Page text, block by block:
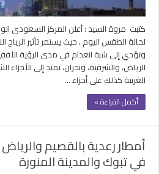
كتبت مروة السيد : أعلن المركز السعودي
لحالة الطقس اليوم ، حيث يستمر تأثير الرياح
وتؤدي إلى شبة انعدام في مدى الرؤية
الرياض، والشرقية، ونجران، تمتد إلى الأجزاء
الغربية كذلك على أجزاء …
أكمل القراءة »
أمطار رعدية بالقصيم والرياض
في تبوك والمدينة المنورة